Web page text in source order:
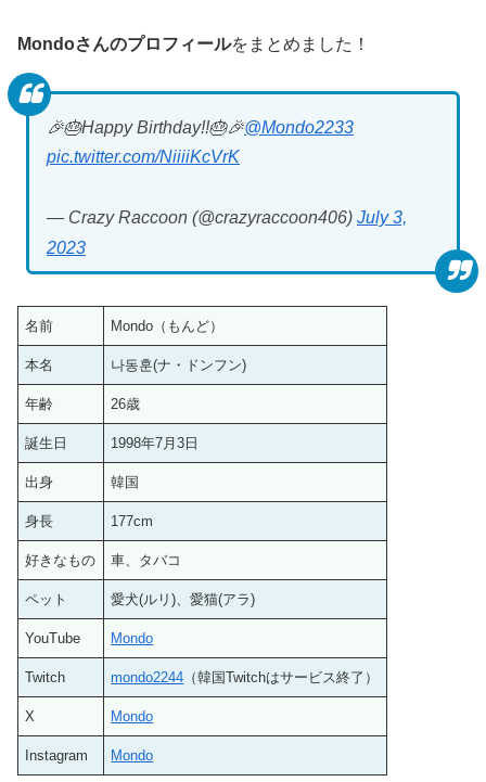
Mondoさんのプロフィールをまとめました！
🎉🎂Happy Birthday!!🎂🎉@Mondo2233
pic.twitter.com/NiiiiKcVrK
— Crazy Raccoon (@crazyraccoon406) July 3,
2023
名前 Mondo（もんど）
本名 나동훈(ナ・ドンフン)
年齢 26歳
誕生日 1998年7月3日
出身 韓国
身長 177cm
好きなもの 車、タバコ
ペット 愛犬(ルリ)、愛猫(アラ)
YouTube Mondo
Twitch mondo2244 （韓国Twitchはサービス終了）
X Mondo
Instagram Mondo